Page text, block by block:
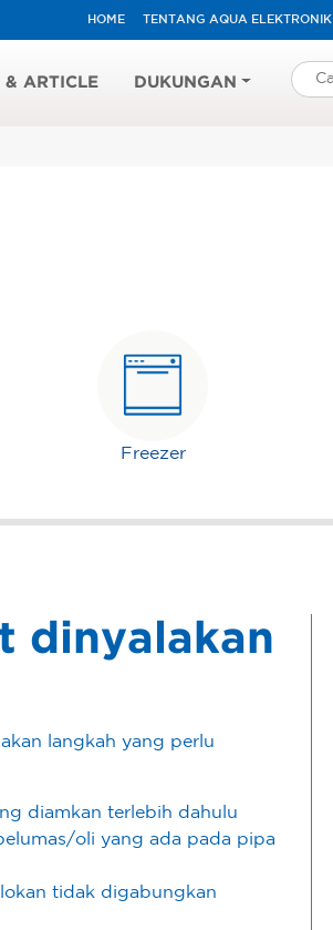
HOME TENTANG AQUA ELEKTRONIK
& ARTICLE DUKUNGAN
Freezer
dinyalakan
langkah yang perlu
diamkan terlebih dahulu
oli yang ada pada pipa
tidak digabungkan